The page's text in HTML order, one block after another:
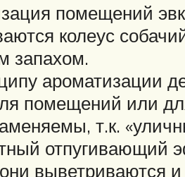
помещений
колеус
запахом.
ароматизации
помещений или
т.к.
отпугивающий
выветриваются